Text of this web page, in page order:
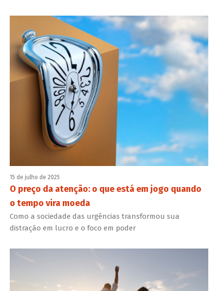
15 de julho de 2025
O preço da atenção: o que está em jogo quando
o tempo vira moeda
Como a sociedade das urgências transformou sua
distração em lucro e o foco em poder